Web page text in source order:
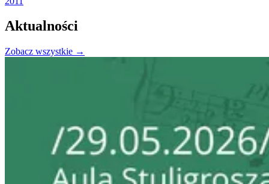
Aktualności
Zobacz wszystkie →